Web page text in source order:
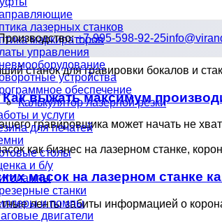
лазерных станков
маркираторов
управления
устройства
обеспечение
Калькулятор лазерной резки
и услуги
для печатей
столы
и б/у
станки
и помпы
двигатели
+7-995-598-92-25
выжать максимум
гравировщика может начать не
масок на лазерном станке
ленты забиты информацией о